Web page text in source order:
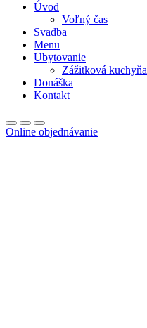
Úvod
Voľný čas
Svadba
Menu
Ubytovanie
Zážitková kuchyňa
Donáška
Kontakt
Online objednávanie